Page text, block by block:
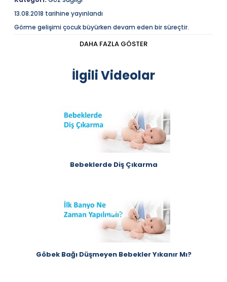
13.08.2018 tarihine yayınlandı
Görme gelişimi çocuk büyürken devam eden bir süreçtir.
Göz tembelliği, gözde veya görme sinirinde herhangi bir
durumudur. Görme gelişimi çocuk büyürken devam
eden bir süreçtir.
DAHA FAZLA GÖSTER
İlgili Videolar
Bebeklerde Diş Çıkarma
Göbek Bağı Düşmeyen Bebekler Yıkanır Mı?